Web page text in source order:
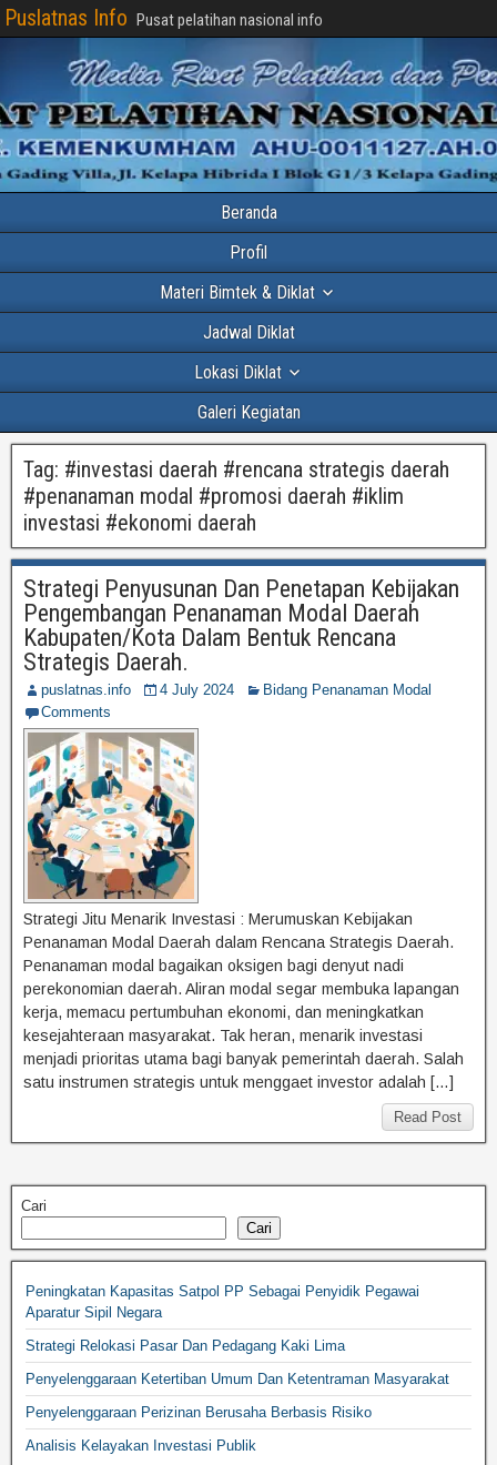
Puslatnas Info Pusat pelatihan nasional info
Beranda
Profil
Materi Bimtek & Diklat
Jadwal Diklat
Lokasi Diklat
Galeri Kegiatan
Tag: #investasi daerah #rencana strategis daerah
#penanaman modal #promosi daerah #iklim
investasi #ekonomi daerah
Strategi Penyusunan Dan Penetapan Kebijakan
Pengembangan Penanaman Modal Daerah
Kabupaten/Kota Dalam Bentuk Rencana
Strategis Daerah.
puslatnas.info 4 July 2024
Bidang Penanaman Modal
Comments
Strategi Jitu Menarik Investasi : Merumuskan Kebijakan
Penanaman Modal Daerah dalam Rencana Strategis Daerah.
Penanaman modal bagaikan oksigen bagi denyut nadi
perekonomian daerah. Aliran modal segar membuka lapangan
kerja, memacu pertumbuhan ekonomi, dan meningkatkan
kesejahteraan masyarakat. Tak heran, menarik investasi
menjadi prioritas utama bagi banyak pemerintah daerah. Salah
satu instrumen strategis untuk menggaet investor adalah […]
Read Post
Cari
Cari
Peningkatan Kapasitas Satpol PP Sebagai Penyidik Pegawai
Aparatur Sipil Negara
Strategi Relokasi Pasar Dan Pedagang Kaki Lima
Penyelenggaraan Ketertiban Umum Dan Ketentraman Masyarakat
Penyelenggaraan Perizinan Berusaha Berbasis Risiko
Analisis Kelayakan Investasi Publik